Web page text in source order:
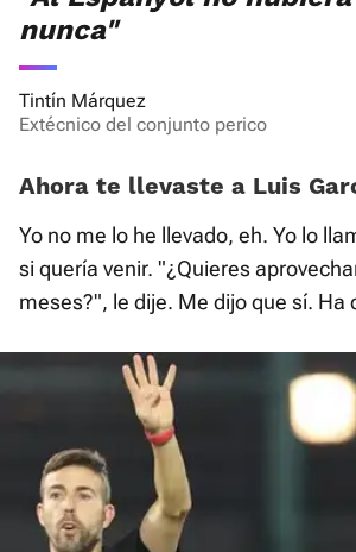
nunca"
Tintín Márquez
Extécnico del conjunto perico
Ahora te llevaste a Luis
Yo no me lo he llevado, eh. Yo lo
si quería venir. "¿Quieres
meses?", le dije. Me dijo que sí. Ha